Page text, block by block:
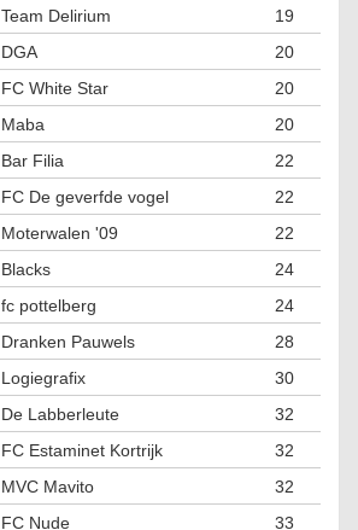
Team Delirium
19
DGA
20
FC White Star
20
Maba
20
Bar Filia
22
FC De geverfde vogel
22
Moterwalen '09
22
Blacks
24
fc pottelberg
24
Dranken Pauwels
28
Logiegrafix
30
De Labberleute
32
FC Estaminet Kortrijk
32
MVC Mavito
32
FC Nude 33